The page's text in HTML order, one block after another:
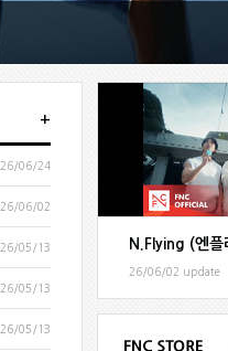
26/06/24
26/06/02
26/05/13
26/05/13
26/05/13
+
26/06/02 update